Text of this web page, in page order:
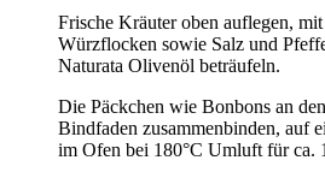
Frische Kräuter oben auflegen,
Würzflocken sowie Salz und
Naturata Olivenöl beträufeln.
Die Päckchen wie Bonbons an
Bindfaden zusammenbinden, auf
im Ofen bei 180°C Umluft für ca.